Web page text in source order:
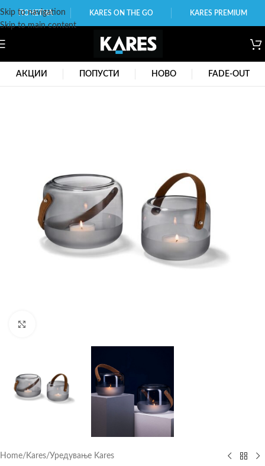
Skip to navigation
Skip to main content
ПОЧЕТНА KARES ON THE GO KARES PREMIUM
АКЦИИ ПОПУСТИ НОВО FADE-OUT
Home/ Kares/Уредување Kares